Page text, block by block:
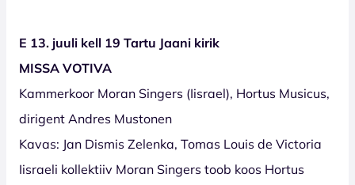
E 13. juuli kell 19 Tartu Jaani kirik
MISSA VOTIVA
Kammerkoor Moran Singers (Iisrael), Hortus Musicus,
dirigent Andres Mustonen
Kavas: Jan Dismis Zelenka, Tomas Louis de Victoria
Iisraeli kollektiiv Moran Singers toob koos Hortus